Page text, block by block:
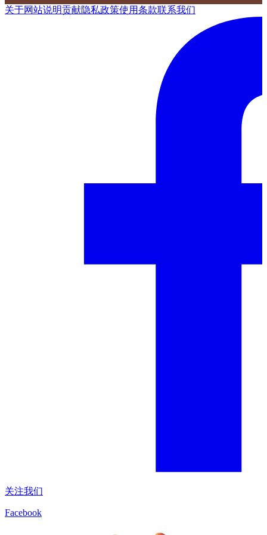
关于网站说明贡献隐私政策使用条款联系我们
关注我们
Facebook